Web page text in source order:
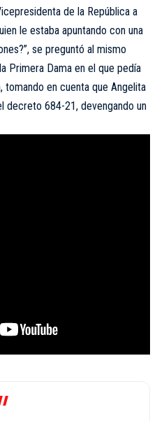
de la República a
le estaba apuntando con una
se preguntó al mismo
Primera Dama en el que pedía
en cuenta que Angelita
decreto 684-21, devengando un